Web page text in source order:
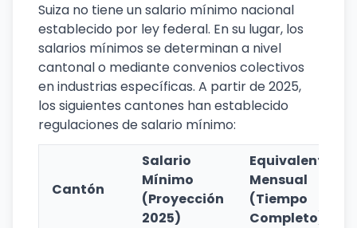
Suiza no tiene un salario mínimo nacional
establecido por ley federal. En su lugar, los
salarios mínimos se determinan a nivel
cantonal o mediante convenios colectivos
en industrias específicas. A partir de 2025,
los siguientes cantones han establecido
regulaciones de salario mínimo:
Cantón
Salario
Mínimo
(Proyección
2025)
Equivalente
Mensual
(Tiempo
Completo)